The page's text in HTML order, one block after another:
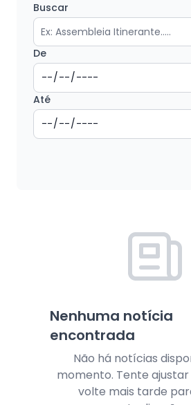
Buscar
De
Até
Nenhuma notícia
encontrada
Não há notícias
momento. Tente
volte mais tarde